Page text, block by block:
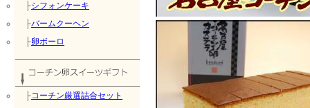
├シフォンケーキ
├バームクーヘン
├卵ボーロ
├コーチン厳選詰合セット